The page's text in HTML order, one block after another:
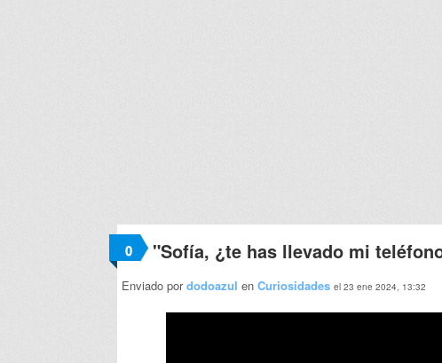
0 "Sofía, ¿te has llevado mi
Enviado pordodoazul en Curiosidades el 23 ene 2024, 13:32